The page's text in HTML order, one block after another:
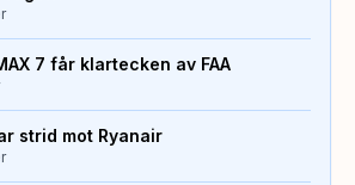
7 får klartecken av FAA
strid mot Ryanair